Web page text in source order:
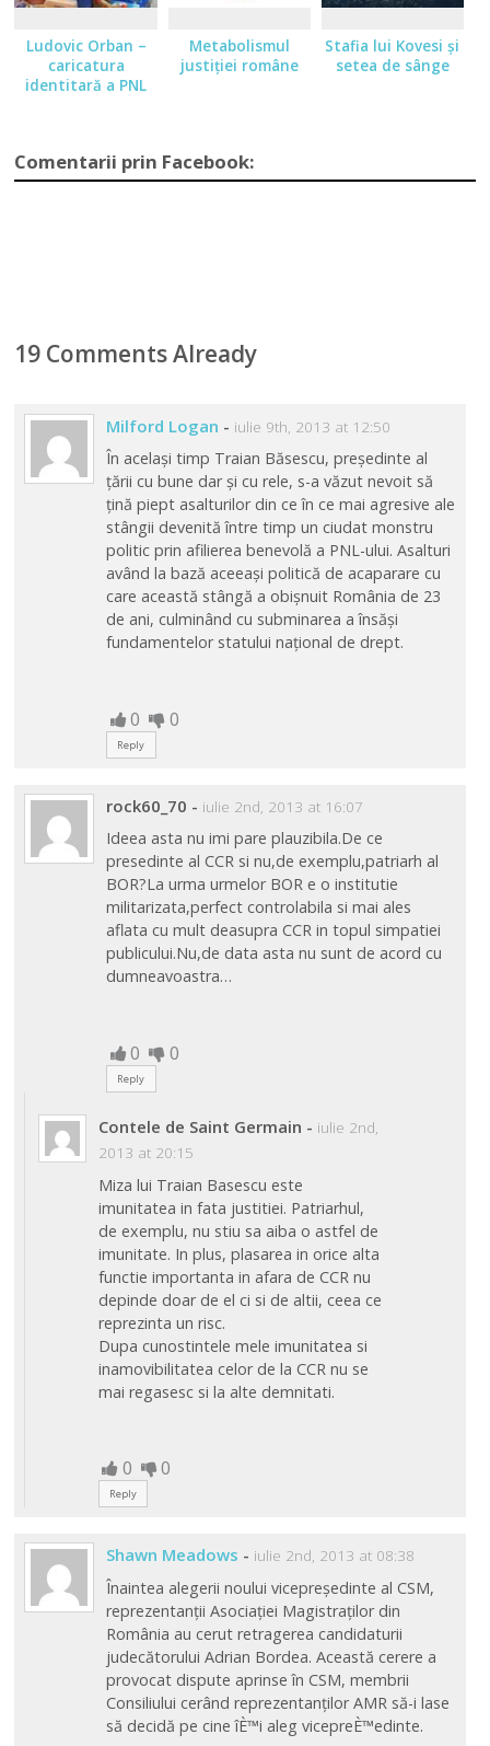
Ludovic Orban –
caricatura
identitară a PNL
Metabolismul
justiţiei române
Stafia lui Kovesi şi
setea de sânge
Comentarii prin Facebook:
19 Comments Already
Milford Logan - iulie 9th, 2013 at 12:50
În același timp Traian Băsescu, președinte al
țării cu bune dar și cu rele, s-a văzut nevoit să
țină piept asalturilor din ce în ce mai agresive ale
stângii devenită între timp un ciudat monstru
politic prin afilierea benevolă a PNL-ului. Asalturi
având la bază aceeași politică de acaparare cu
care această stângă a obișnuit România de 23
de ani, culminând cu subminarea a însăși
fundamentelor statului național de drept.
0 0
Reply
rock60_70 - iulie 2nd, 2013 at 16:07
Ideea asta nu imi pare plauzibila.De ce
presedinte al CCR si nu,de exemplu,patriarh al
BOR?La urma urmelor BOR e o institutie
militarizata,perfect controlabila si mai ales
aflata cu mult deasupra CCR in topul simpatiei
publicului.Nu,de data asta nu sunt de acord cu
dumneavoastra…
0 0
Reply
Contele de Saint Germain - iulie 2nd,
2013 at 20:15
Miza lui Traian Basescu este
imunitatea in fata justitiei. Patriarhul,
de exemplu, nu stiu sa aiba o astfel de
imunitate. In plus, plasarea in orice alta
functie importanta in afara de CCR nu
depinde doar de el ci si de altii, ceea ce
reprezinta un risc.
Dupa cunostintele mele imunitatea si
inamovibilitatea celor de la CCR nu se
mai regasesc si la alte demnitati.
0 0
Reply
Shawn Meadows - iulie 2nd, 2013 at 08:38
Înaintea alegerii noului vicepreședinte al CSM,
reprezentanții Asociației Magistraților din
România au cerut retragerea candidaturii
judecătorului Adrian Bordea. Această cerere a
provocat dispute aprinse în CSM, membrii
Consiliului cerând reprezentanților AMR să-i lase
să decidă pe cine îÈ™i aleg vicepreÈ™edinte.